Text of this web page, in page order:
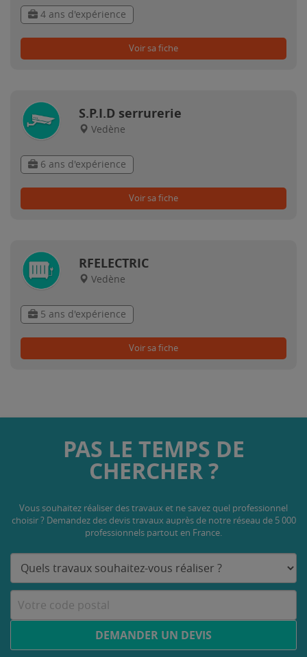
4 ans d'expérience
Voir sa fiche
S.P.I.D serrurerie
Vedène
6 ans d'expérience
Voir sa fiche
RFELECTRIC
Vedène
5 ans d'expérience
Voir sa fiche
PAS LE TEMPS DE
CHERCHER ?
Vous souhaitez réaliser des travaux et ne savez quel professionnel
choisir ? Demandez des devis travaux auprès de notre réseau de 5 000
professionnels partout en France.
DEMANDER UN DEVIS